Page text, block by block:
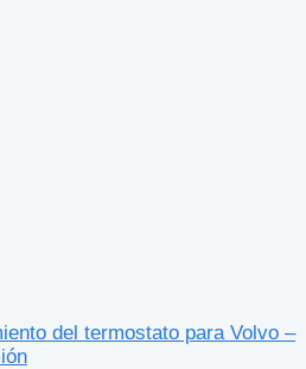
del termostato para Volvo –